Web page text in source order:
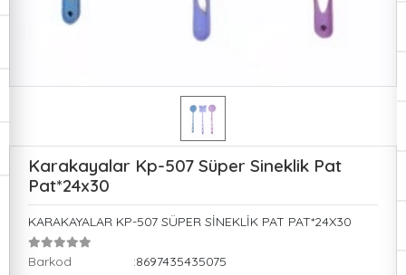
Karakayalar Kp-507 Süper Sineklik Pat
Pat*24x30
KARAKAYALAR KP-507 SÜPER SİNEKLİK PAT PAT*24X30
Barkod
:8697435435075